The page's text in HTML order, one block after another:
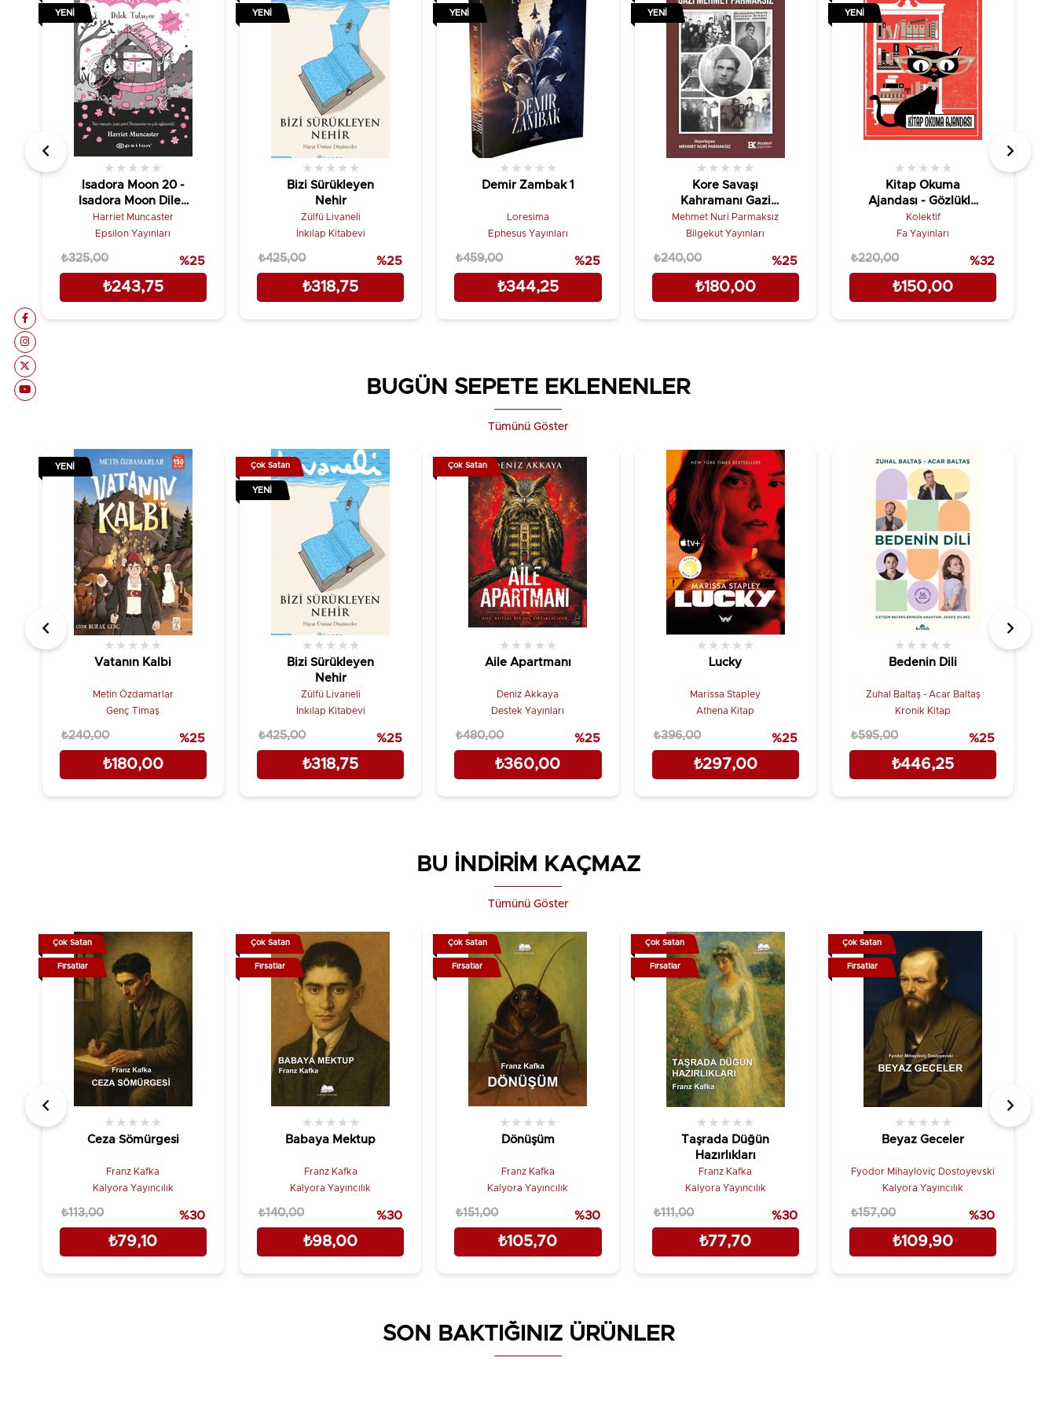
Isadora Moon 20 -
Isadora Moon Dilek
Tutuyor
★ ★ ★ ★ ★
Harriet Muncaster
Epsilon Yayınları
₺243,75
₺325,00 %25
YENI
Bizi Sürükleyen
Nehir
★ ★ ★ ★ ★
Zülfü Livaneli
İnkılap Kitabevi
₺318,75
₺425,00 %25
YENI
Demir Zambak 1
★ ★ ★ ★ ★
Loresima
Ephesus Yayınları
₺344,25
₺459,00 %25
YENI
Kore Savaşı
Kahramanı Gazi
Mehmet Parmaksız
★ ★ ★ ★ ★
Mehmet Nuri Parmaksız
Bilgekut Yayınları
₺180,00
₺240,00 %25
YENI
Kitap Okuma
Ajandası - Gözlüklü
Kedi
★ ★ ★ ★ ★
Kolektif
Fa Yayınları
₺150,00
₺220,00 %32
YENI
BUGÜN SEPETE EKLENENLER
Vatanın Kalbi
★ ★ ★ ★ ★
Metin Özdamarlar
Genç Timaş
₺180,00
₺240,00 %25
YENI
Bizi Sürükleyen
Nehir
★ ★ ★ ★ ★
Zülfü Livaneli
İnkılap Kitabevi
₺318,75
₺425,00 %25
Çok Satan
YENI
Aile Apartmanı
★ ★ ★ ★ ★
Deniz Akkaya
Destek Yayınları
₺360,00
₺480,00 %25
Çok Satan
Lucky
★ ★ ★ ★ ★
Marissa Stapley
Athena Kitap
₺297,00
₺396,00 %25
Bedenin Dili
★ ★ ★ ★ ★
Zuhal Baltaş - Acar Baltaş
Kronik Kitap
₺446,25
₺595,00 %25
Tümünü Göster
BU İNDİRİM KAÇMAZ
Ceza Sömürgesi
★ ★ ★ ★ ★
Franz Kafka
Kalyora Yayıncılık
₺79,10
₺113,00 %30
Çok Satan
Fırsatlar
Babaya Mektup
★ ★ ★ ★ ★
Franz Kafka
Kalyora Yayıncılık
₺98,00
₺140,00 %30
Çok Satan
Fırsatlar
Dönüşüm
★ ★ ★ ★ ★
Franz Kafka
Kalyora Yayıncılık
₺105,70
₺151,00 %30
Çok Satan
Fırsatlar
Taşrada Düğün
Hazırlıkları
★ ★ ★ ★ ★
Franz Kafka
Kalyora Yayıncılık
₺77,70
₺111,00 %30
Çok Satan
Fırsatlar
Beyaz Geceler
★ ★ ★ ★ ★
Fyodor Mihayloviç Dostoyevski
Kalyora Yayıncılık
₺109,90
₺157,00 %30
Çok Satan
Fırsatlar
Tümünü Göster
SON BAKTIĞINIZ ÜRÜNLER